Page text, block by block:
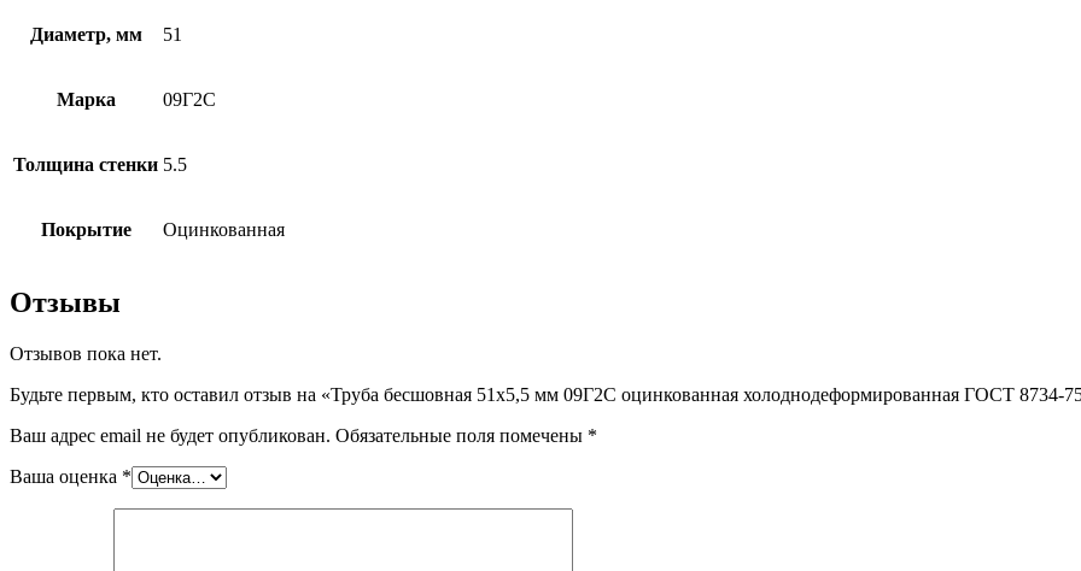
Диаметр, мм 51
Марка 09Г2С
Толщина стенки 5.5
Покрытие Оцинкованная
Отзывы
Отзывов пока нет.
Будьте первым, кто оставил отзыв на «Труба бесшовная 51х5,5 мм 09Г2С оцинкованная холоднодеформированная ГОСТ 8734-
Ваш адрес email не будет опубликован. Обязательные поля помечены *
Ваша оценка *